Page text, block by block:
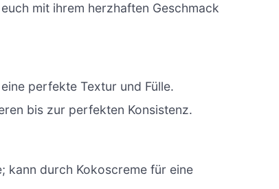
mit ihrem herzhaften Geschmack
perfekte Textur und Fülle.
bis zur perfekten Konsistenz.
kann durch Kokoscreme für eine